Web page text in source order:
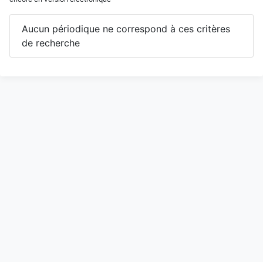
Aucun périodique ne correspond à ces critères
de recherche